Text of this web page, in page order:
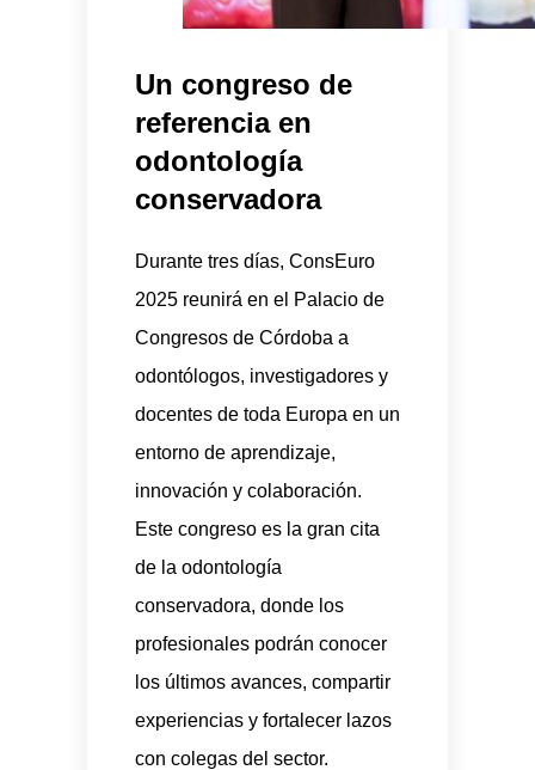
Un congreso de
referencia en
odontología
conservadora
Durante tres días, ConsEuro
2025 reunirá en el Palacio de
Congresos de Córdoba a
odontólogos, investigadores y
docentes de toda Europa en un
entorno de aprendizaje,
innovación y colaboración.
Este congreso es la gran cita
de la odontología
conservadora, donde los
profesionales podrán conocer
los últimos avances, compartir
experiencias y fortalecer lazos
con colegas del sector.